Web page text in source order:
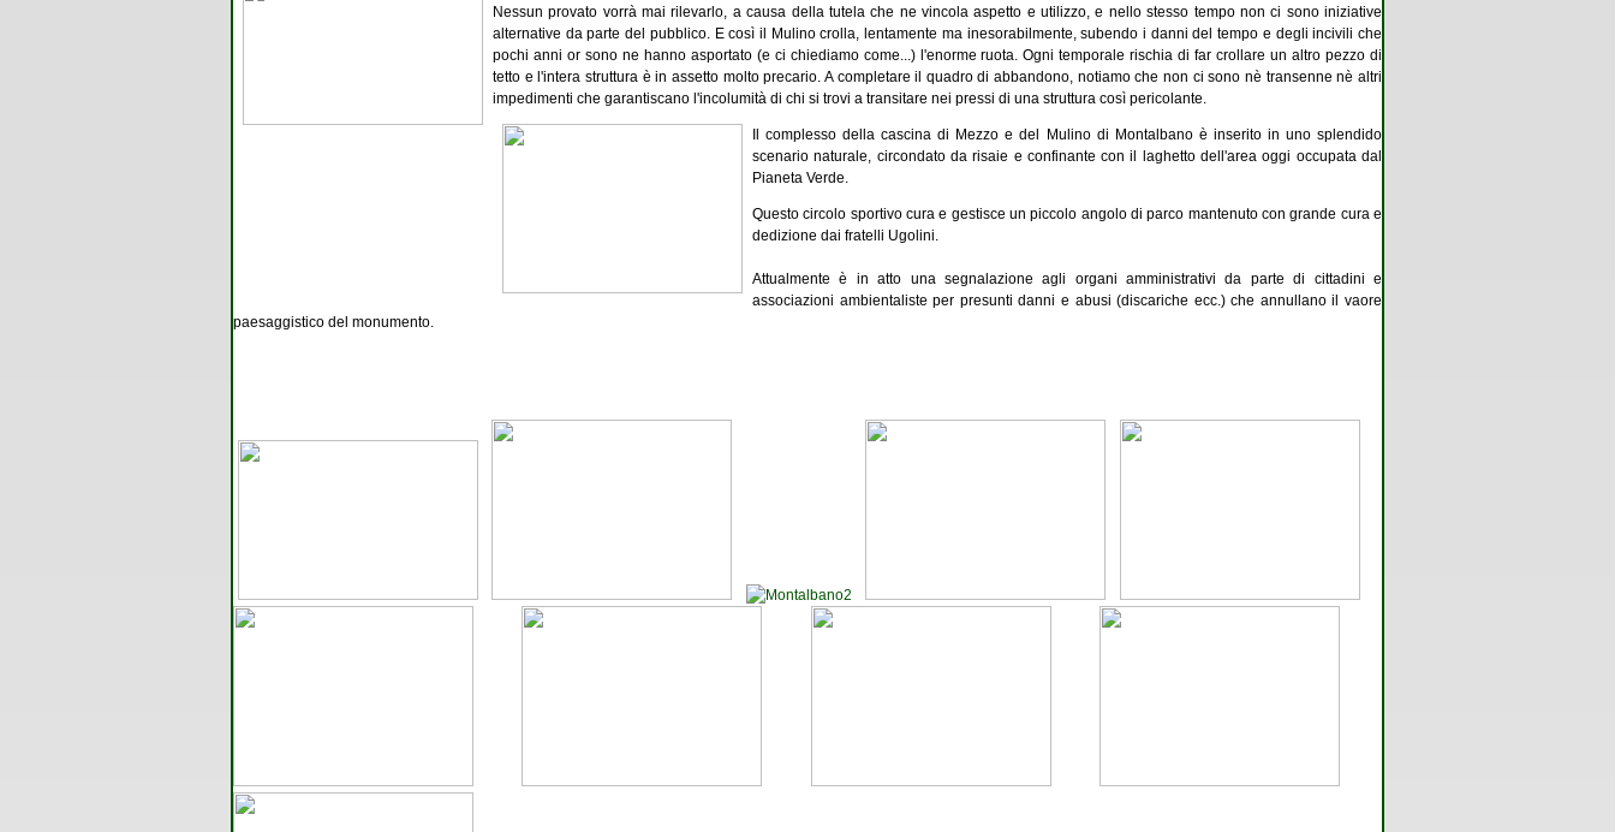
Nessun provato vorrà mai rilevarlo, a causa della tutela che ne vincola aspetto e utilizzo, e nello stesso tempo non ci sono iniziative
alternative da parte del pubblico. E così il Mulino crolla, lentamente ma inesorabilmente, subendo i danni del tempo e degli incivili che
pochi anni or sono ne hanno asportato (e ci chiediamo come...) l'enorme ruota. Ogni temporale rischia di far crollare un altro pezzo di
tetto e l'intera struttura è in assetto molto precario. A completare il quadro di abbandono, notiamo che non ci sono nè transenne nè altri
impedimenti che garantiscano l'incolumità di chi si trovi a transitare nei pressi di una struttura così pericolante.
Il complesso della cascina di Mezzo e del Mulino di Montalbano è inserito in uno splendido
scenario naturale, circondato da risaie e confinante con il laghetto dell'area oggi occupata dal
Pianeta Verde.
Questo circolo sportivo cura e gestisce un piccolo angolo di parco mantenuto con grande cura e
dedizione dai fratelli Ugolini.
Attualmente è in atto una segnalazione agli organi amministrativi da parte di cittadini e
associazioni ambientaliste per presunti danni e abusi (discariche ecc.) che annullano il vaore
paesaggistico del monumento.